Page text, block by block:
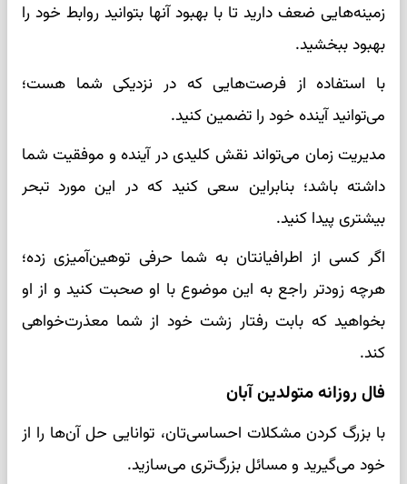
زمینه‌هایی ضعف دارید تا با بهبود آنها بتوانید روابط خود را
بهبود ببخشید.
با استفاده از فرصت‌هایی که در نزدیکی شما هست؛
می‌توانید آینده خود را تضمین کنید.
مدیریت زمان می‌تواند نقش کلیدی در آینده و موفقیت شما
داشته باشد؛ بنابراین سعی کنید که در این مورد تبحر
بیشتری پیدا کنید.
اگر کسی از اطرافیانتان به شما حرفی توهین‌آمیزی زده؛
هرچه زودتر راجع به این موضوع با او صحبت کنید و از او
بخواهید که بابت رفتار زشت خود از شما معذرت‌خواهی
کند.
فال روزانه متولدین آبان
با بزرگ کردن مشکلات احساسی‌تان، توانایی حل آن‌ها را از
خود می‌گیرید و مسائل بزرگ‌تری می‌سازید.